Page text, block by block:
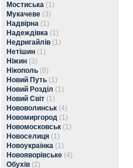
Мостиська (1)
Мукачеве (3)
Надвірна (1)
Надеждівка (1)
Недригайлів (1)
Нетішин (1)
Ніжин (3)
Нікополь (8)
Новий Путь (1)
Новий Розділ (1)
Новий Світ (1)
Нововолинськ (4)
Новомиргород (1)
Новомосковськ (1)
Новоселиця (1)
Новоукраїнка (1)
Новояворівське (4)
Обухів (2)